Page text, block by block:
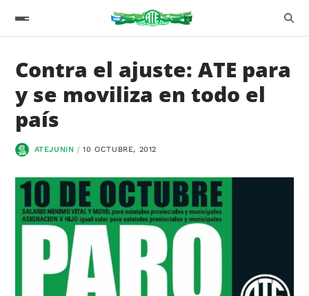
Contra el ajuste: ATE para
y se moviliza en todo el
país
ATEJUNIN 10 OCTUBRE, 2012